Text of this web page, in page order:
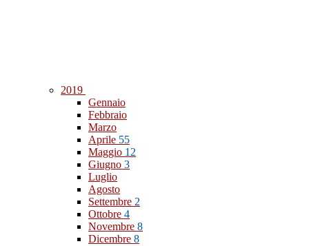
2019
Gennaio
Febbraio
Marzo
Aprile 55
Maggio 12
Giugno 3
Luglio
Agosto
Settembre 2
Ottobre 4
Novembre 8
Dicembre 8